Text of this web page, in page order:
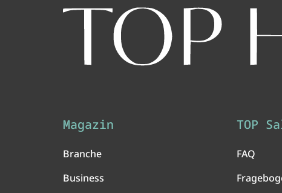
Magazin
Branche
Business
TOP
FAQ